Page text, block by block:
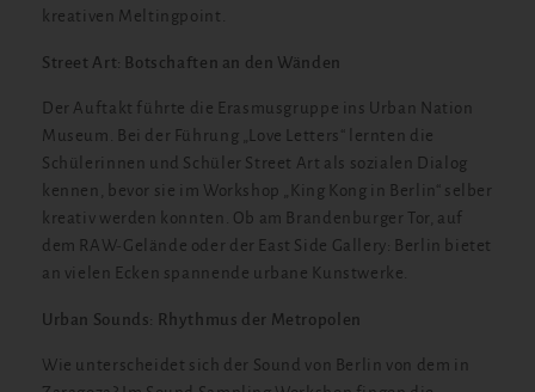
kreativen Meltingpoint.
Street Art: Botschaften an den Wänden
Der Auftakt führte die Erasmusgruppe ins Urban Nation
Museum. Bei der Führung „Love Letters“ lernten die
Schülerinnen und Schüler Street Art als sozialen Dialog
kennen, bevor sie im Workshop „King Kong in Berlin“ selber
kreativ werden konnten. Ob am Brandenburger Tor, auf
dem RAW-Gelände oder der East Side Gallery: Berlin bietet
an vielen Ecken spannende urbane Kunstwerke.
Urban Sounds: Rhythmus der Metropolen
Wie unterscheidet sich der Sound von Berlin von dem in